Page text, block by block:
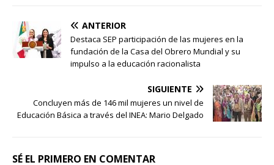
ANTERIOR
Destaca SEP participación de las mujeres en la
fundación de la Casa del Obrero Mundial y su
impulso a la educación racionalista
SIGUIENTE
Concluyen más de 146 mil mujeres un nivel de
Educación Básica a través del INEA: Mario Delgado
SÉ EL PRIMERO EN COMENTAR